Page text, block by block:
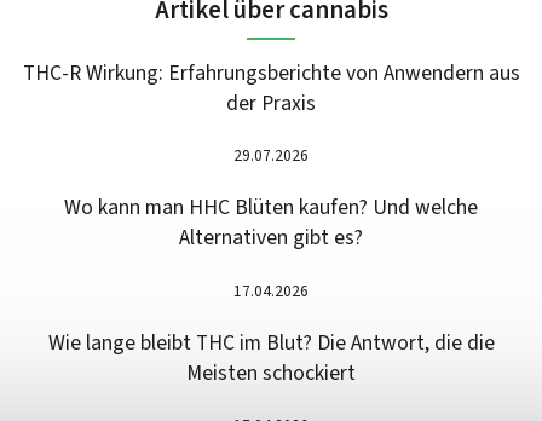
Artikel über cannabis
THC-R Wirkung: Erfahrungsberichte von Anwendern aus
der Praxis
29.07.2026
Wo kann man HHC Blüten kaufen? Und welche
Alternativen gibt es?
17.04.2026
Wie lange bleibt THC im Blut? Die Antwort, die die
Meisten schockiert